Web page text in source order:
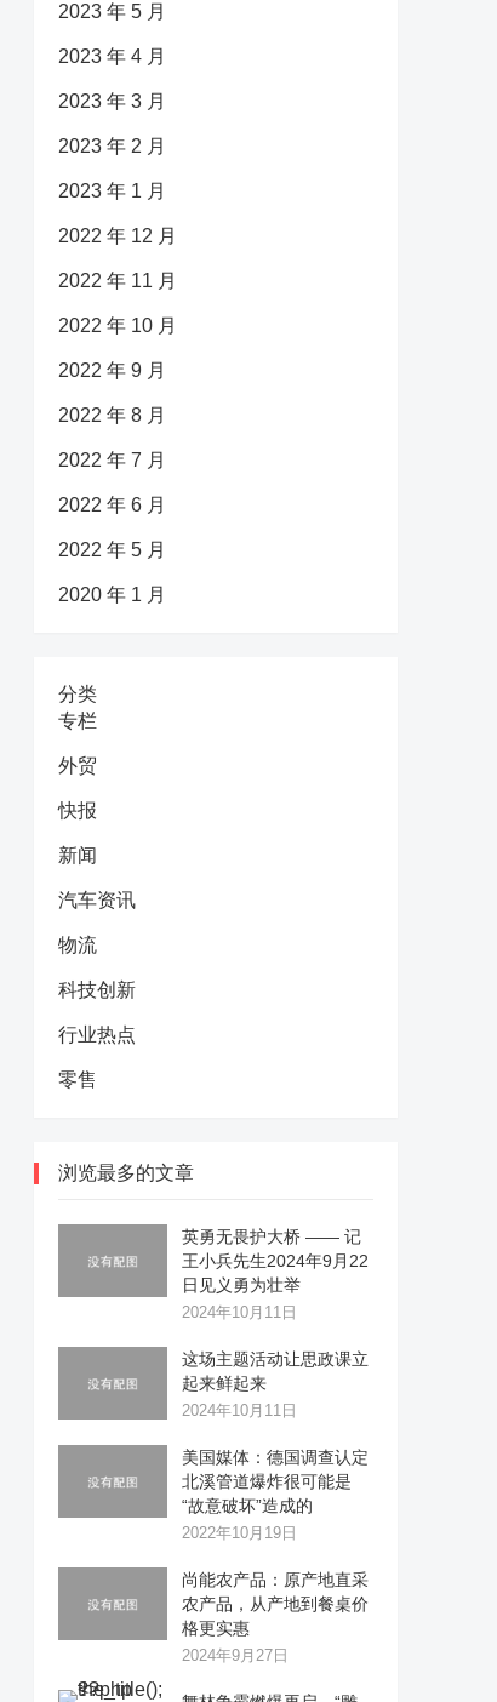
2023 年 5 月
2023 年 4 月
2023 年 3 月
2023 年 2 月
2023 年 1 月
2022 年 12 月
2022 年 11 月
2022 年 10 月
2022 年 9 月
2022 年 8 月
2022 年 7 月
2022 年 6 月
2022 年 5 月
2020 年 1 月
分类
专栏
外贸
快报
新闻
汽车资讯
物流
科技创新
行业热点
零售
浏览最多的文章
英勇无畏护大桥 —— 记
王小兵先生2024年9月22
日见义勇为壮举
2024年10月11日
这场主题活动让思政课立
起来鲜起来
2024年10月11日
美国媒体：德国调查认定
北溪管道爆炸很可能是
“故意破坏”造成的
2022年10月19日
尚能农产品：原产地直采
农产品，从产地到餐桌价
格更实惠
2024年9月27日